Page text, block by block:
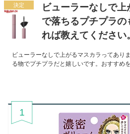
決定
ビューラーなしで
で落ちるプチプラ
れば教えてください
ビューラーなしで上がるマスカラってあり
る物でプチプラだと嬉しいです。おすすめ
1